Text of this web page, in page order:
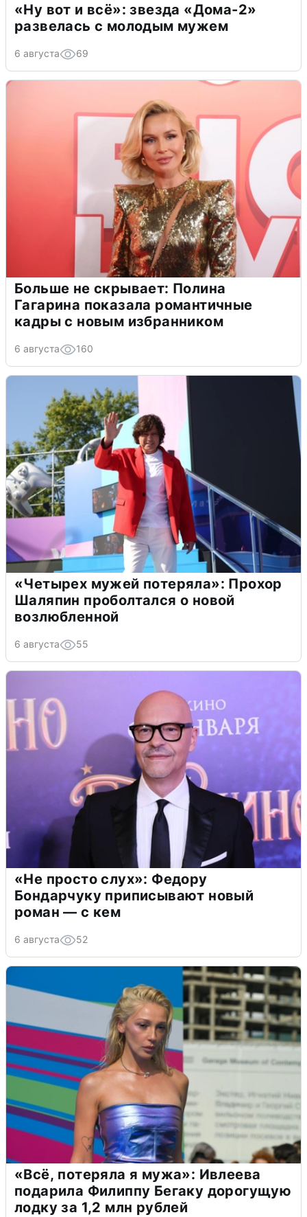
«Ну вот и всё»: звезда «Дома-2»
развелась с молодым мужем
6 августа 69
Больше не скрывает: Полина
Гагарина показала романтичные
кадры с новым избранником
6 августа 160
«Четырех мужей потеряла»: Прохор
Шаляпин проболтался о новой
возлюбленной
6 августа 55
«Не просто слух»: Федору
Бондарчуку приписывают новый
роман — с кем
6 августа 52
«Всё, потеряла я мужа»: Ивлеева
подарила Филиппу Бегаку дорогущую
лодку за 1,2 млн рублей